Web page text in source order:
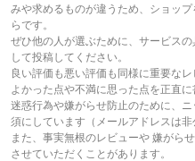
みや求めるものが違うため、ショッ
らです。
ぜひ他の人が選ぶために、サービス
して投稿してください。
良い評価も悪い評価も同様に重要な
よかった点や不満に思った点を正直に
迷惑行為や嫌がらせ防止のために、
須にしています（メールアドレスは非
また、事実無根のレビューや 嫌がら
させていただくことがあります。